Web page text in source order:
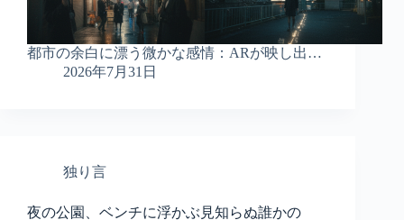
都市の余白に漂う微かな感情：ARが映し出…
2026年7月31日
独り言
夜の公園、ベンチに浮かぶ見知らぬ誰かの